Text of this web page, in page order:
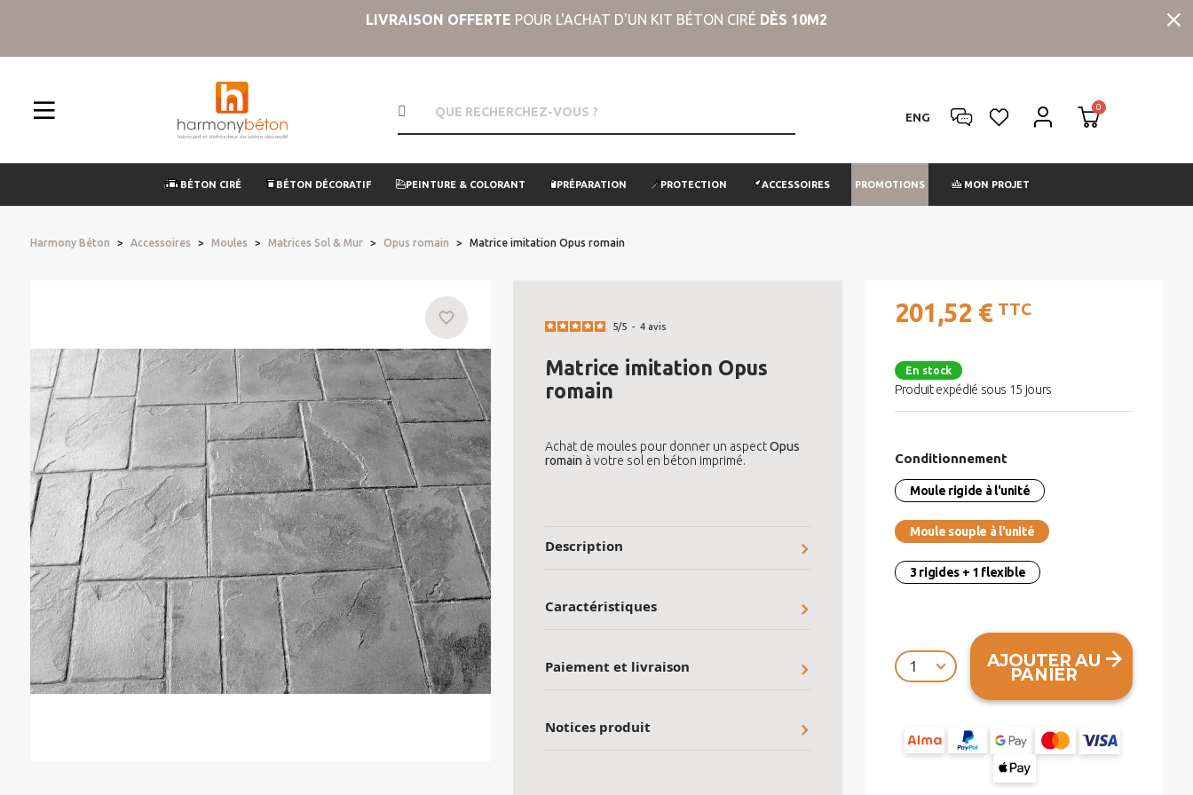
LIVRAISON OFFERTE POUR L'ACHAT D'UN KIT BÉTON CIRÉ DÈS 10M2
ENG
BÉTON CIRÉ BÉTON DÉCORATIF PEINTURE & COLORANT PRÉPARATION PROTECTION ACCESSOIRES PROMOTIONS MON PROJET
Harmony Béton Accessoires Moules Matrices Sol & Mur Opus romain Matrice imitation Opus romain
5/5 - 4 avis
Matrice imitation Opus
romain
Achat de moules pour donner un aspectOpus
romain à votre sol en béton imprimé.
Description
Caractéristiques
Paiement et livraison
Notices produit
201,52 € TTC
En stock
Produit expédié sous 15 jours
Conditionnement
Moule rigide à l'unité
Moule souple à l'unité
3 rigides + 1 flexible
AJOUTER AU
PANIER
favorite_border